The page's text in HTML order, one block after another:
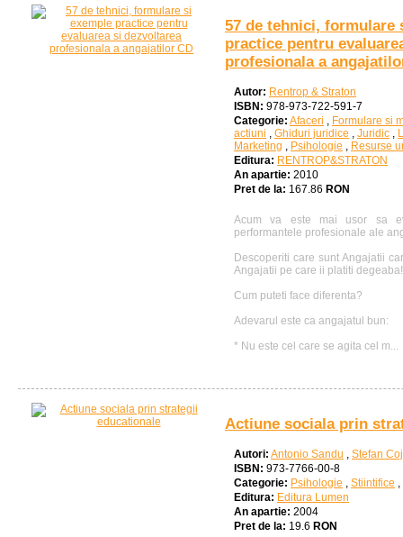
57 de tehnici, formulare
practice pentru
profesionala a
Autor: Rentrop & Straton
ISBN: 978-973-722-591-7
Categorie: Afaceri , Formulare si
actiuni , Ghiduri juridice , Juridic ,
Marketing , Psihologie , Resurse
Editura: RENTROP&STRATON
An apartie: 2010
Pret de la: 167.86 RON
Acum va este mai usor sa
performantele profesionale ale
Descoperiti care sunt Angajatii
Angajatii pe care ii platiti degeaba!
Cum puteti face diferenta?
Adevarul este ca angajatul bun:
* Nu este cel care se agita cel m...
Actiune sociala prin
Autori: Antonio Sandu , Stefan
ISBN: 973-7766-00-8
Categorie: Psihologie , Stiintifice ,
Editura: Editura Lumen
An apartie: 2004
Pret de la: 19.6 RON